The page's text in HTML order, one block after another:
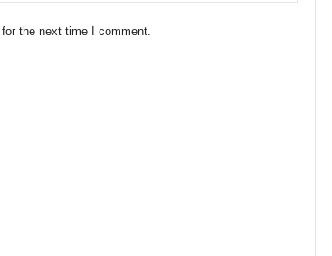
the next time I comment.